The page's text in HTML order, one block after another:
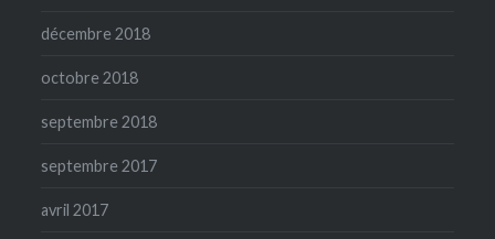
décembre 2018
octobre 2018
septembre 2018
septembre 2017
avril 2017